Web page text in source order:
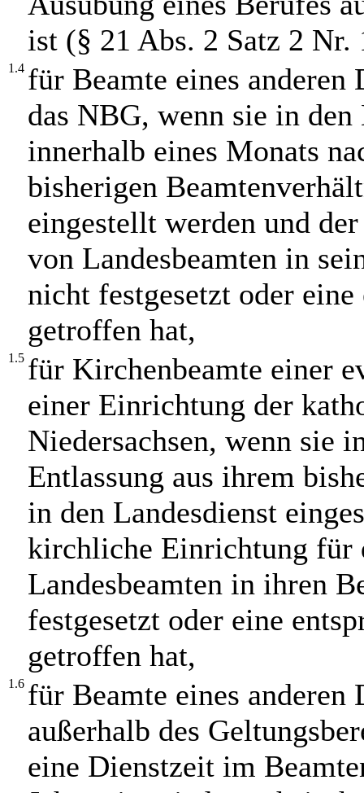
ist (§ 21 Abs. 2 Satz 2 Nr.
1.4 für Beamte eines
das NBG, wenn sie in
innerhalb eines Monats
bisherigen
eingestellt werden und
von Landesbeamten in
nicht festgesetzt oder
getroffen hat,
1.5 für Kirchenbeamte einer
einer Einrichtung der
Niedersachsen, wenn sie
Entlassung aus ihrem
in den Landesdienst
kirchliche Einrichtung für
Landesbeamten in ihren
festgesetzt oder eine
getroffen hat,
1.6 für Beamte eines
außerhalb des
eine Dienstzeit im